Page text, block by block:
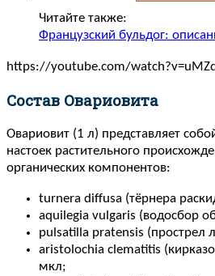
Читайте также:
Французский бульдог:
https://youtube.com/
Состав Овариовита
Овариовит (1 л) представляет
настоек растительного
органических компонентов:
turnera diffusa (тёрнера
aquilegia vulgaris (водосбор
pulsatilla pratensis (прострел
aristolochia clematitis
мкл;